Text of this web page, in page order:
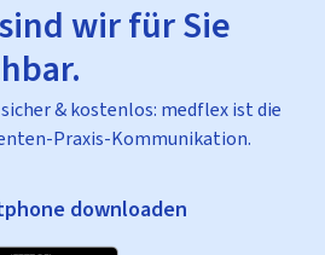
wir für Sie
& kostenlos: medflex ist die
Praxis-Kommunikation.
downloaden